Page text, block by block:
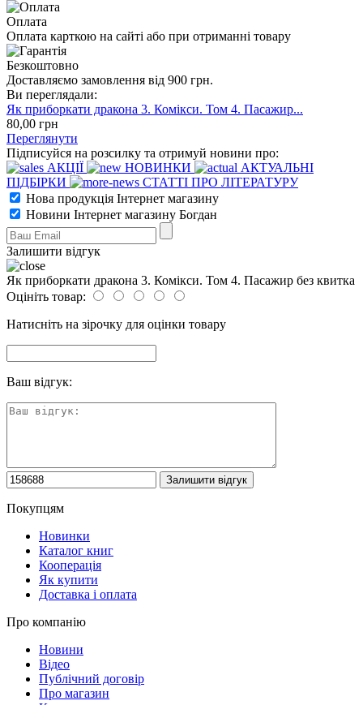
Оплата
Оплата карткою на сайті або при отриманні товару
Безкоштовно
Доставляємо замовлення від 900 грн.
Ви переглядали:
Як приборкати дракона 3. Комікси. Том 4. Пасажир...
80,00 грн
Переглянути
Підписуйся на розсилку та отримуй новини про:
АКЦІЇ
НОВИНКИ
АКТУАЛЬНІ
ПІДБІРКИ
СТАТТІ ПРО ЛІТЕРАТУРУ
Нова продукція Інтернет магазину
Новини Інтернет магазину Богдан
Залишити відгук
Як приборкати дракона 3. Комікси. Том 4. Пасажир без квитка
Оцініть товар:
Натисніть на зірочку для оцінки товару
Ваш відгук:
Покупцям
Новинки
Каталог книг
Кооперація
Як купити
Доставка і оплата
Про компанію
Новини
Відео
Публічний договір
Про магазин